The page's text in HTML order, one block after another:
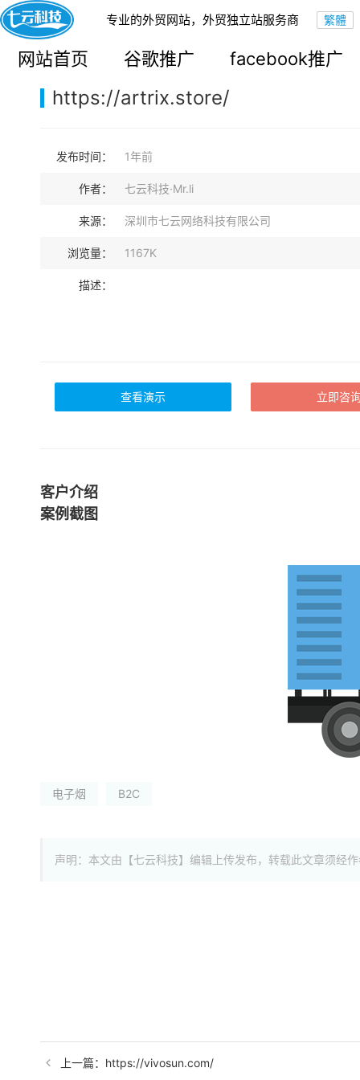
专业的外贸网站，外贸独立站服务商
网站首页 谷歌推广 facebook推广
您的当前位置： 网站首页>案例展示>B2C外贸独立站
https://artrix.store/
发布时间： 1年前
作者： 七云科技·Mr.li
来源： 深圳市七云网络科技有限公司
浏览量： 1167K
描述：
查看演示 立即咨
客户介绍
案例截图
电子烟 B2C
声明：本文由【七云科技】编辑上传发布，转载此文章须经
上一篇：https://vivosun.com/